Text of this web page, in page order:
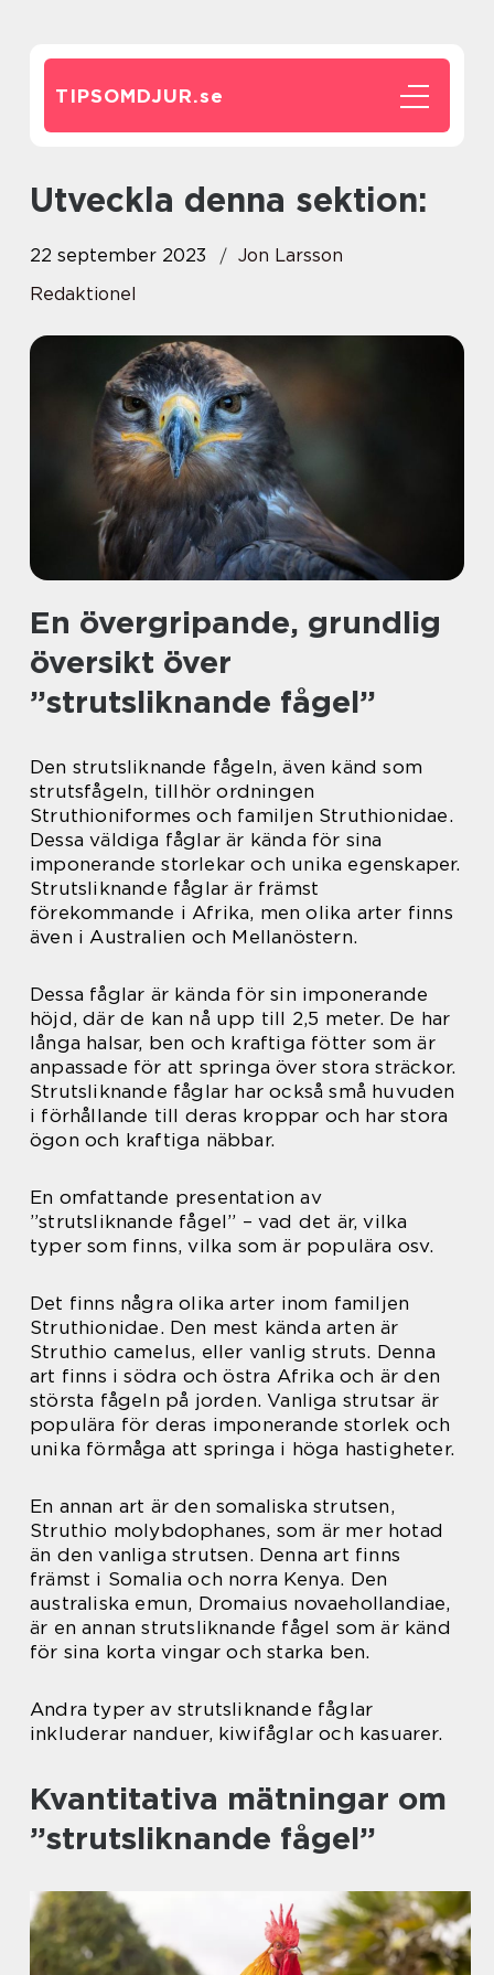
TIPSOMDJUR.se
Utveckla denna sektion:
22 september 2023
Jon Larsson
Redaktionel
En övergripande, grundlig
översikt över
”strutsliknande fågel”
Den strutsliknande fågeln, även känd som
strutsfågeln, tillhör ordningen
Struthioniformes och familjen Struthionidae.
Dessa väldiga fåglar är kända för sina
imponerande storlekar och unika egenskaper.
Strutsliknande fåglar är främst
förekommande i Afrika, men olika arter finns
även i Australien och Mellanöstern.
Dessa fåglar är kända för sin imponerande
höjd, där de kan nå upp till 2,5 meter. De har
långa halsar, ben och kraftiga fötter som är
anpassade för att springa över stora sträckor.
Strutsliknande fåglar har också små huvuden
i förhållande till deras kroppar och har stora
ögon och kraftiga näbbar.
En omfattande presentation av
”strutsliknande fågel” – vad det är, vilka
typer som finns, vilka som är populära osv.
Det finns några olika arter inom familjen
Struthionidae. Den mest kända arten är
Struthio camelus, eller vanlig struts. Denna
art finns i södra och östra Afrika och är den
största fågeln på jorden. Vanliga strutsar är
populära för deras imponerande storlek och
unika förmåga att springa i höga hastigheter.
En annan art är den somaliska strutsen,
Struthio molybdophanes, som är mer hotad
än den vanliga strutsen. Denna art finns
främst i Somalia och norra Kenya. Den
australiska emun, Dromaius novaehollandiae,
är en annan strutsliknande fågel som är känd
för sina korta vingar och starka ben.
Andra typer av strutsliknande fåglar
inkluderar nanduer, kiwifåglar och kasuarer.
Kvantitativa mätningar om
”strutsliknande fågel”